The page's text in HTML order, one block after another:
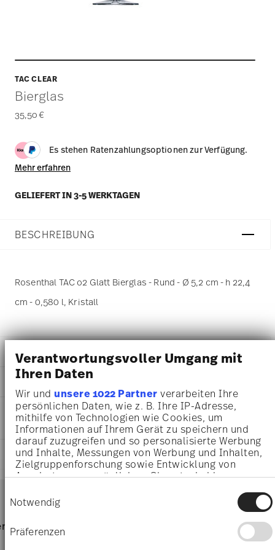
Verantwortungsvoller Umgang mit
Ihren Daten
Wir undunsere 1022 Partner verarbeiten Ihre
persönlichen Daten, wie z. B. Ihre IP-Adresse,
mithilfe von Technologien wie Cookies, um
Informationen auf Ihrem Gerät zu speichern und
darauf zuzugreifen und so personalisierte Werbung
und Inhalte, Messungen von Werbung und Inhalten,
Zielgruppenforschung sowie Entwicklung von
Angeboten zu ermöglichen. Sie entscheiden
Sie können Ihre Einwilligung jederzeit über die
Cookie-Erklärung oder durch Klicken auf das
Privacy Trigger Symbol ändern oder widerrufen
Notwendig
Präferenzen
TAC CLEAR
Bierglas
35,50 €
Es stehen Ratenzahlungsoptionen zur Verfügung.
Mehr erfahren
GELIEFERT IN 3-5 WERKTAGEN
BESCHREIBUNG
Rosenthal TAC o2 Glatt Bierglas - Rund - Ø 5,2 cm - h 22,4
cm - 0,580 l, Kristall
DETAILS
Rosenthal
Clear
Kristall
Clear
69948-016001-48369
4012434641960
CN
2007
MAßE
5,20 cm
8,80 cm
8,80 cm
22,40 cm
0.58 l
170 gr
0,00 cm
PFLEGE- UND
SICHERHEITSINFORMATIONEN
Lebensmittelkontakt sicher
LIEFERUNG UND RÜCKSENDUNG